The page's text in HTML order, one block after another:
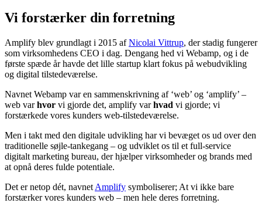
Vi forstærker din forretning
Amplify blev grundlagt i 2015 afNicolai Vittrup, der stadig fungerer
som virksomhedens CEO i dag. Dengang hed vi Webamp, og i de
første spæde år havde det lille startup klart fokus på webudvikling
og digital tilstedeværelse.
Navnet Webamp var en sammenskrivning af ‘web’ og ‘amplify’ –
web varhvor vi gjorde det, amplify varhvad vi gjorde; vi
forstærkede vores kunders web-tilstedeværelse.
Men i takt med den digitale udvikling har vi bevæget os ud over den
traditionelle søjle-tankegang – og udviklet os til et full-service
digitalt marketing bureau, der hjælper virksomheder og brands med
at opnå deres fulde potentiale.
Det er netop dét, navnet Amplify symboliserer; At vi ikke bare
forstærker vores kunders web – men hele deres forretning.